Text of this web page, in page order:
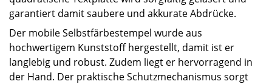
garantiert damit saubere und akkurate Abdrücke.
Der mobile Selbstfärbestempel wurde aus
hochwertigem Kunststoff hergestellt, damit ist er
langlebig und robust. Zudem liegt er hervorragend in
der Hand. Der praktische Schutzmechanismus sorgt